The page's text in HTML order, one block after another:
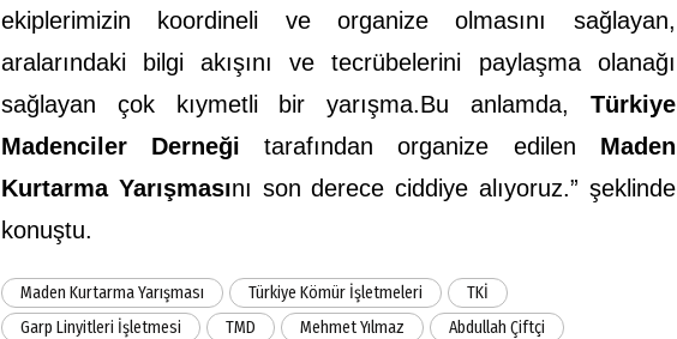
ekiplerimizin koordineli ve organize olmasını sağlayan,
aralarındaki bilgi akışını ve tecrübelerini paylaşma olanağı
sağlayan çok kıymetli bir yarışma.Bu anlamda, Türkiye
Madenciler Derneği tarafından organize edilen Maden
Kurtarma Yarışmasını son derece ciddiye alıyoruz.” şeklinde
konuştu.
Maden Kurtarma Yarışması Türkiye Kömür İşletmeleri
TKİ
Garp Linyitleri İşletmesi
TMD Mehmet Yılmaz
Abdullah Çiftçi